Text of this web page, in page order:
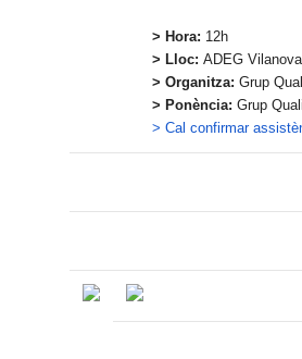
> Hora: 12h
> Lloc: ADEG Vilanova
> Organitza: Grup
> Ponència: Grup
> Cal confirmar